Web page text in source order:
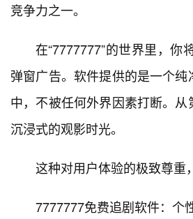
竞争力之一。
在“7777777”的世界里，
弹窗广告。软件提供的是一个
中，不被任何外界因素打断。从
沉浸式的观影时光。
这种对用户体验的极致尊重
7777777免费追剧软件：个